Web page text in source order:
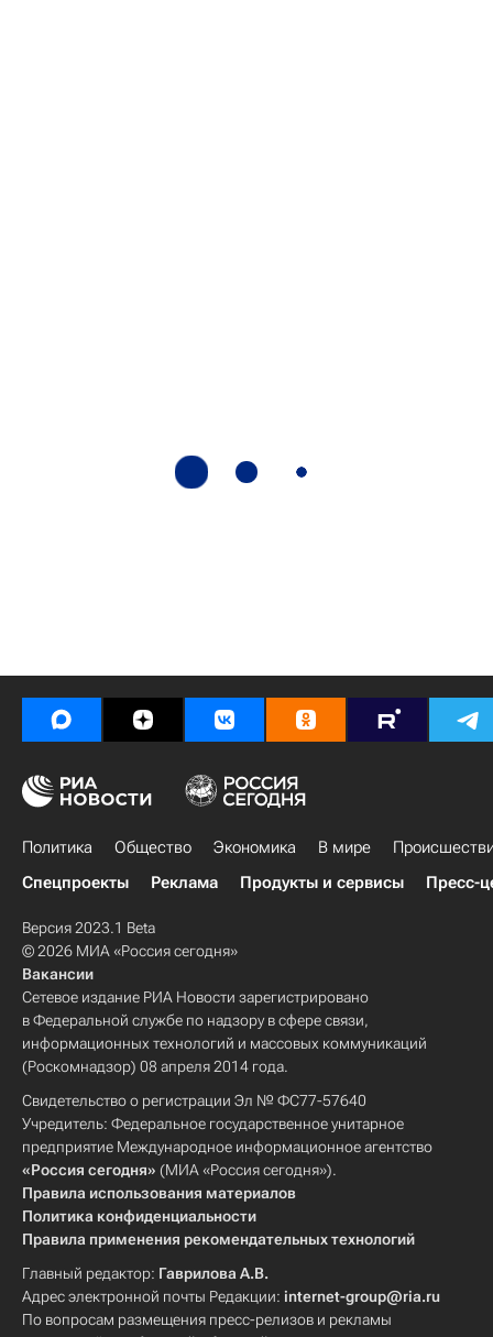
Политика Общество Экономика В мире
Спецпроекты
Реклама Продукты и сервисы Пресс-
Версия 2023.1 Beta
© 2026 МИА «Россия сегодня»
Вакансии
Сетевое издание РИА Новости зарегистрировано
в Федеральной службе по надзору в сфере связи,
информационных технологий и массовых коммуникаций
(Роскомнадзор) 08 апреля 2014 года.
Свидетельство о регистрации Эл № ФС77-57640
Учредитель: Федеральное государственное унитарное
предприятие Международное информационное агентство
«Россия сегодня» (МИА «Россия сегодня»).
Правила использования материалов
Политика конфиденциальности
Правила применения рекомендательных технологий
Главный редактор: Гаврилова А.В.
Адрес электронной почты Редакции: internet-group@ria.ru
По вопросам размещения пресс-релизов и рекламы